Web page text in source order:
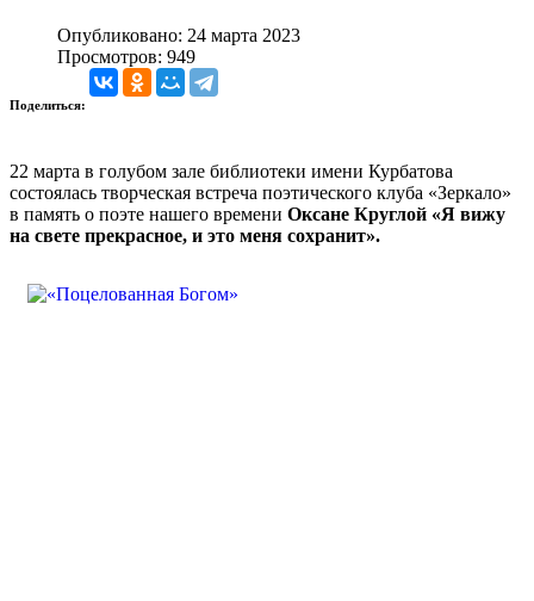
Опубликовано: 24 марта 2023
Просмотров: 949
Поделиться:
22 марта в голубом зале библиотеки имени Курбатова
состоялась творческая встреча поэтического клуба «Зеркало»
в память о поэте нашего времени Оксане Круглой «Я вижу
на свете прекрасное, и это меня сохранит».